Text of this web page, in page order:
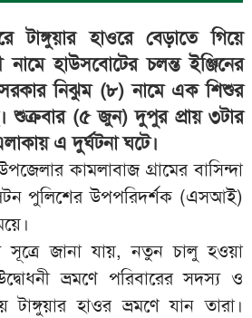
টাঙ্গুয়ার হাওরে বেড়াতে গিয়ে
নামে হাউসবোটের চলন্ত ইঞ্জিনের
নিঝুম (৮) নামে এক শিশুর
শুক্রবার (৫ জুন) দুপুর প্রায় ৩টার
এ দুর্ঘটনা ঘটে।
কামলাবাজ গ্রামের বাসিন্দা
পুলিশের উপপরিদর্শক (এসআই)
জানা যায়, নতুন চালু হওয়া
ভ্রমণে পরিবারের সদস্য ও
টাঙ্গুয়ার হাওর ভ্রমণে যান তারা।